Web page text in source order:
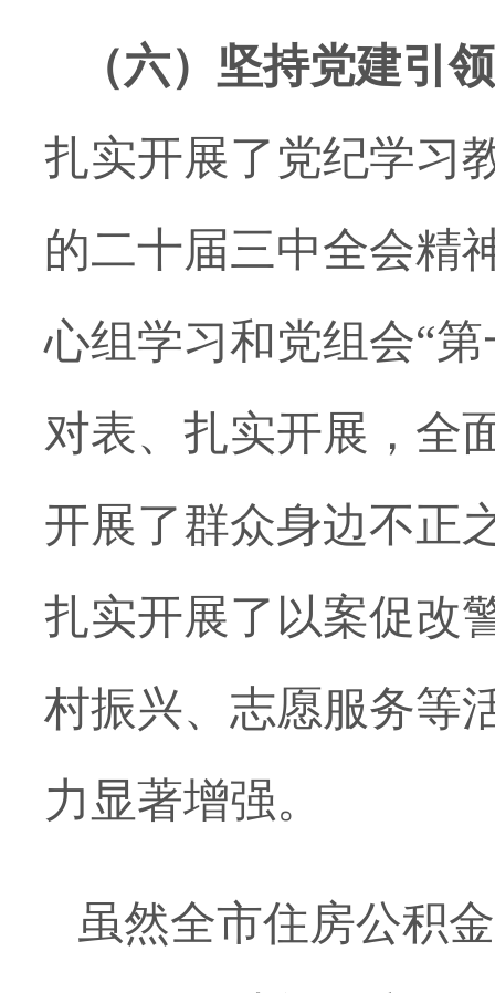
（六） 坚持党建引
扎实开展了党纪学习
的二十届三中全会精
心组学习和党组会“
对表、扎实开展，全
开展了群众身边不正
扎实开展了以案促改
村振兴、志愿服务等
力显著增强。
虽然全市住房公积